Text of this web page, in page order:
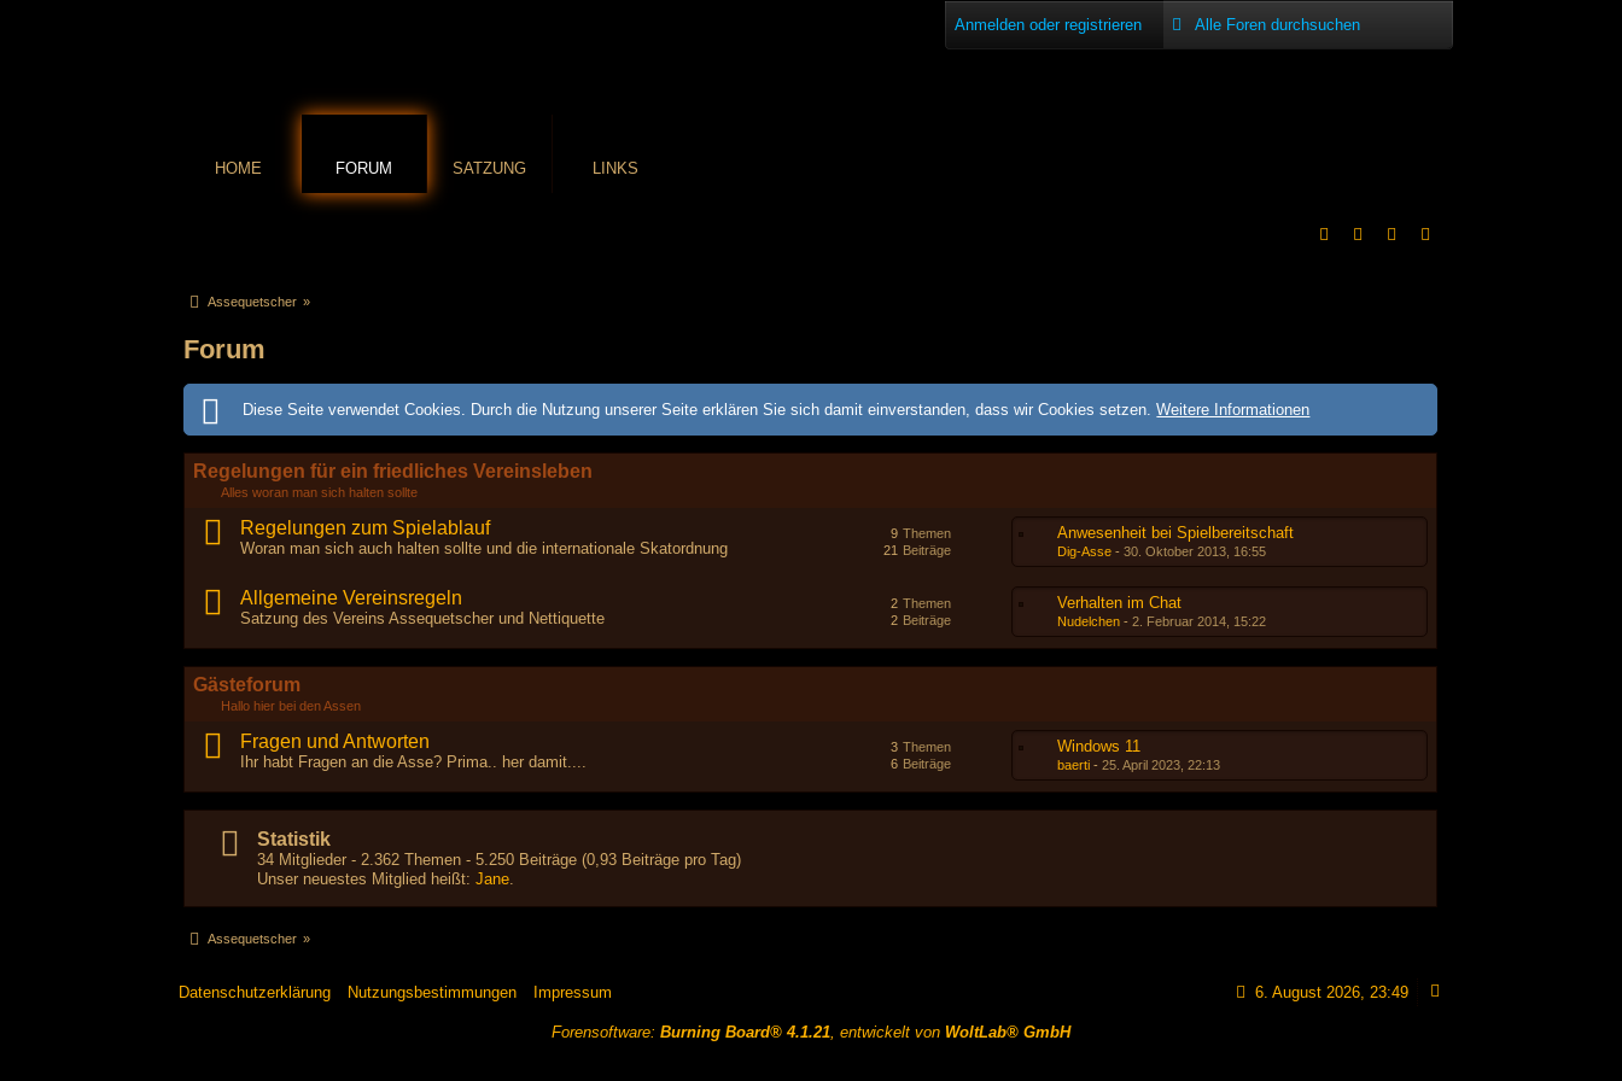
Anmelden oder registrieren
HOME FORUM SATZUNG LINKS
Assequetscher »
Forum
Diese Seite verwendet Cookies. Durch die Nutzung unserer Seite erklären Sie sich damit einverstanden, dass wir Cookies setzen.Weitere Informationen
Regelungen für ein friedliches Vereinsleben
Alles woran man sich halten sollte
Regelungen zum Spielablauf
Woran man sich auch halten sollte und die internationale Skatordnung
Themen
9
Beiträge
21
Anwesenheit bei Spielbereitschaft
Dig-Asse- 30. Oktober 2013, 16:55
Allgemeine Vereinsregeln
Satzung des Vereins Assequetscher und Nettiquette
Themen
2
Beiträge
2
Verhalten im Chat
Nudelchen- 2. Februar 2014, 15:22
Gästeforum
Hallo hier bei den Assen
Fragen und Antworten
Ihr habt Fragen an die Asse? Prima.. her damit....
Themen
3
Beiträge
6
Windows 11
baerti- 25. April 2023, 22:13
Statistik
34 Mitglieder - 2.362 Themen - 5.250 Beiträge (0,93 Beiträge pro Tag)
Unser neuestes Mitglied heißt:Jane.
Assequetscher »
Datenschutzerklärung Nutzungsbestimmungen Impressum 6. August 2026, 23:49
Forensoftware: Burning Board® 4.1.21, entwickelt von WoltLab® GmbH